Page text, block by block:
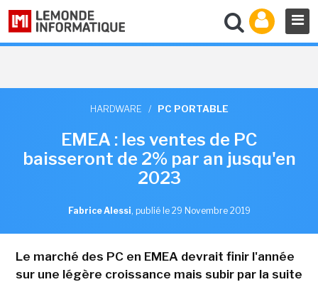
HARDWARE / PC PORTABLE
EMEA : les ventes de PC
baisseront de 2% par an jusqu'en
2023
Fabrice Alessi, publié le 29 Novembre 2019
Le marché des PC en EMEA devrait finir l'année
sur une légère croissance mais subir par la suite